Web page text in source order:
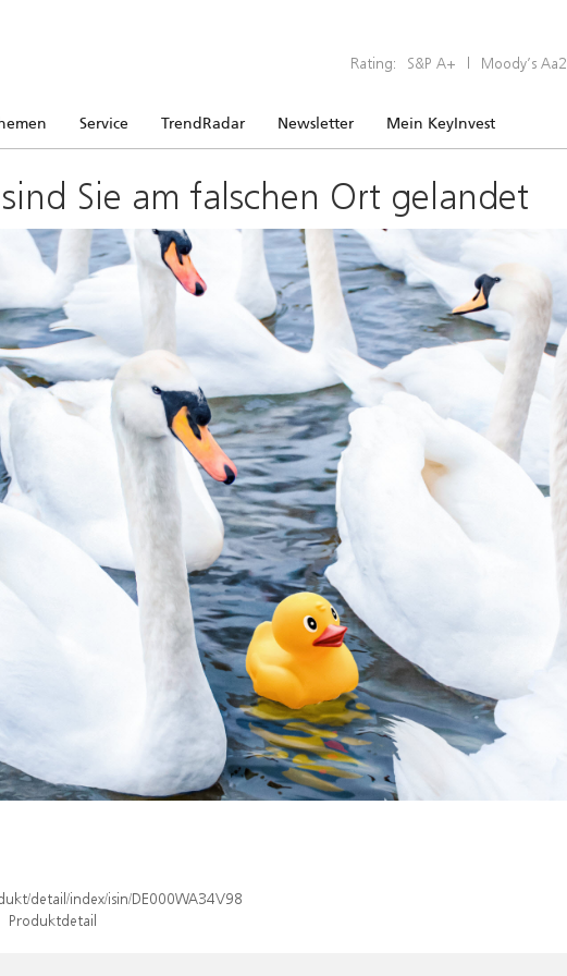
Rating: S&P A+ | Moody’s Aa2
Service TrendRadar Newsletter Mein KeyInvest
Sie am falschen Ort gelandet
detail/index/isin/DE000WA34V98
Produktdetail